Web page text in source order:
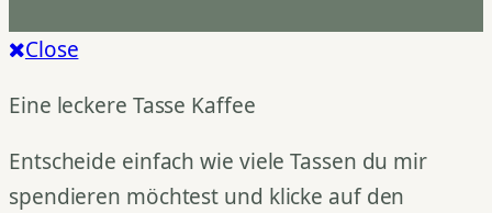
Close
Eine leckere Tasse Kaffee
Entscheide einfach wie viele Tassen du mir
spendieren möchtest und klicke auf den